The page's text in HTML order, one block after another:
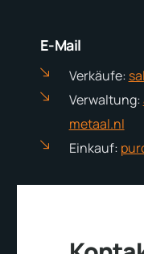
E-Mail
Verkäufe:
Verwaltung:
metaal.nl
Einkauf: